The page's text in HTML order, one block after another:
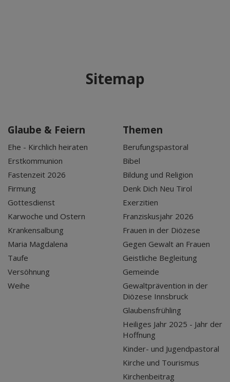
Sitemap
Glaube & Feiern
Ehe - Kirchlich heiraten
Erstkommunion
Fastenzeit 2026
Firmung
Gottesdienst
Karwoche und Ostern
Krankensalbung
Maria Magdalena
Taufe
Versöhnung
Weihe
Themen
Berufungspastoral
Bibel
Bildung und Religion
Denk Dich Neu Tirol
Exerzitien
Franziskusjahr 2026
Frauen in der Diözese
Gegen Gewalt an Frauen
Geistliche Begleitung
Gemeinde
Gewaltprävention in der
Diözese Innsbruck
Glaubensfrühling
Heiliges Jahr 2025 - Jahr der
Hoffnung
Kinder- und Jugendpastoral
Kirche und Tourismus
Kirchenbeitrag